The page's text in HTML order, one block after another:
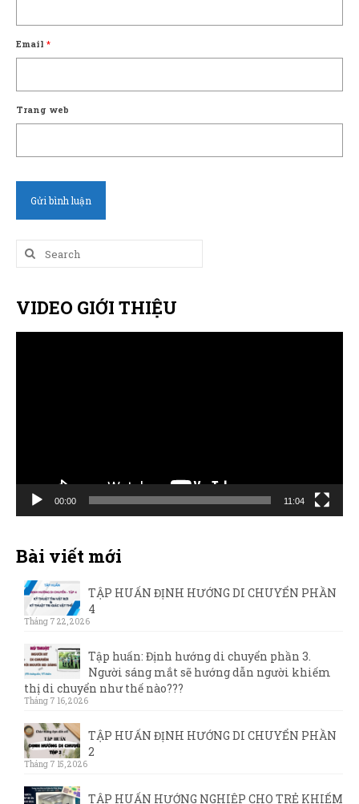
Email *
Trang web
Search
for:
VIDEO GIỚI THIỆU
00:00 11:04
Bài viết mới
TẬP HUẤN ĐỊNH HƯỚNG DI CHUYỂN PHẦN
4
Tháng 7 22, 2026
Tập huấn: Định hướng di chuyển phần 3.
Người sáng mắt sẽ hướng dẫn người khiếm
thị di chuyển như thế nào???
Tháng 7 16, 2026
TẬP HUẤN ĐỊNH HƯỚNG DI CHUYỂN PHẦN
2
Tháng 7 15, 2026
TẬP HUẤN HƯỚNG NGHIỆP CHO TRẺ KHIẾM